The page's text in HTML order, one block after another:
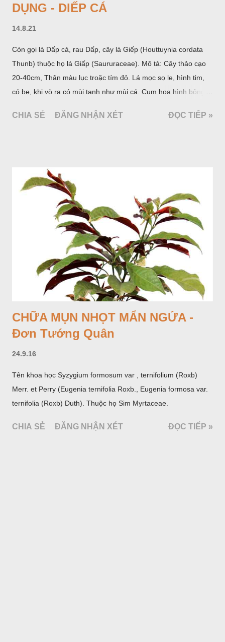
DỤNG - DIẾP CÁ
14.8.21
Còn gọi là Dấp cá, rau Dấp, cây lá Giếp (Houttuynia cordata
Thunb) thuộc họ lá Giấp (Saururaceae). Mô tả: Cây thảo cạo
20-40cm, Thân màu lục troặc tím đỏ. Lá mọc sọ le, hình tim,
có bẹ, khi vò ra có mùi tanh như mùi cá. Cụm hoa hình bông
nhạt. Hạt hình trái xoan nhẵn. Mùa hoa quả: tháng 5 – 7.
CHIA SẺ ĐĂNG NHẬN XÉT ĐỌC TIẾP »
CHỮA MỤN NHỌT MẨN NGỨA -
Đơn Tướng Quân
24.9.16
Tên khoa học Syzygium formosum var , ternifolium (Roxb)
Merr. et Perry (Eugenia ternifolia Roxb., Eugenia formosa var.
ternifolia (Roxb) Duth). Thuộc họ Sim Myrtaceae.
CHIA SẺ ĐĂNG NHẬN XÉT ĐỌC TIẾP »